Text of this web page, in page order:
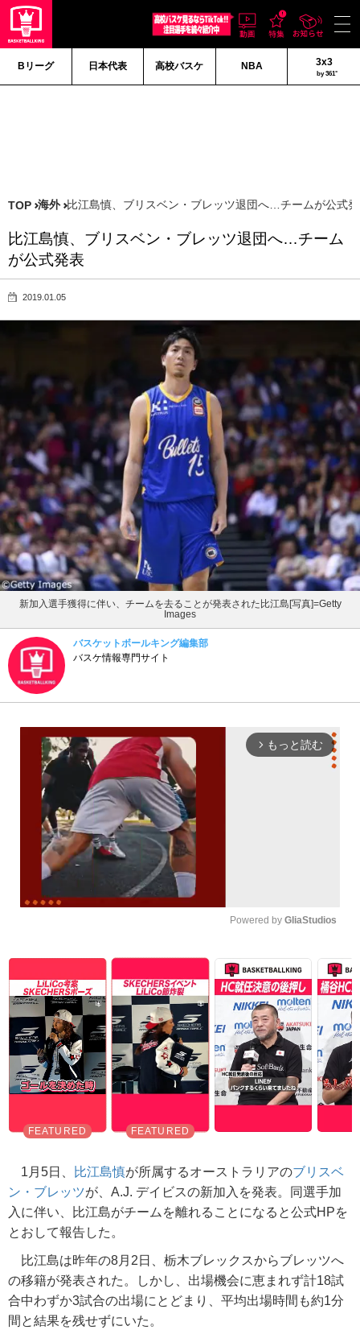
Bリーグ 日本代表 高校バスケ NBA 3x3
by 361°
TOP 海外 比江島慎、ブリスベン・ブレッツ退団へ…チームが公式
比江島慎、ブリスベン・ブレッツ退団へ…チーム
が公式発表
2019.01.05
新加入選手獲得に伴い、チームを去ることが発表された比江島[写真]=Getty
Images
バスケットボールキング編集部
バスケ情報専門サイト
arrow_forward_ios もっと読む
Powered by GliaStudios
1月5日、 比江島慎が所属するオーストラリアのブリスベ
ン・ブレッツが、A.J. デイビスの新加入を発表。同選手加
入に伴い、比江島がチームを離れることになると公式HPを
とおして報告した。
比江島は昨年の8月2日、栃木ブレックスからブレッツへ
の移籍が発表された。しかし、出場機会に恵まれず計18試
合中わずか3試合の出場にとどまり、平均出場時間も約1分
間と結果を残せずにいた。